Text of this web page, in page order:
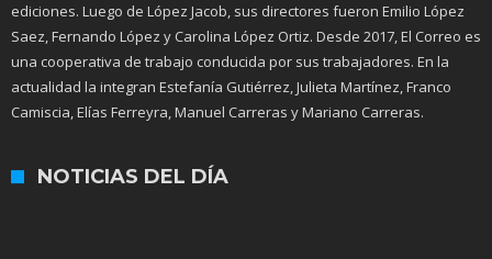
ediciones. Luego de López Jacob, sus directores fueron Emilio López
Saez, Fernando López y Carolina López Ortiz. Desde 2017, El Correo es
una cooperativa de trabajo conducida por sus trabajadores. En la
actualidad la integran Estefanía Gutiérrez, Julieta Martínez, Franco
Camiscia, Elías Ferreyra, Manuel Carreras y Mariano Carreras.
NOTICIAS DEL DÍA